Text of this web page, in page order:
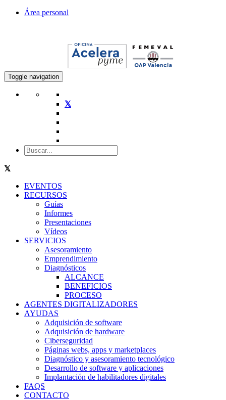
Área personal
Toggle navigation
EVENTOS
RECURSOS
Guías
Informes
Presentaciones
Vídeos
SERVICIOS
Asesoramiento
Emprendimiento
Diagnósticos
ALCANCE
BENEFICIOS
PROCESO
AGENTES DIGITALIZADORES
AYUDAS
Adquisición de software
Adquisición de hardware
Ciberseguridad
Páginas webs, apps y marketplaces
Diagnóstico y asesoramiento tecnológico
Desarrollo de software y aplicaciones
Implantación de habilitadores digitales
FAQS
CONTACTO